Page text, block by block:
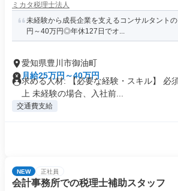
ミカタ税理士法人
未経験から成長企業を支えるコンサルタント
円～40万円◎年休127日でオ...
愛知県豊川市御油町
月給25万円～40万円
求める人材: 【必要な経験・スキル】 必
上 未経験の場合、入社前...
交通費支給
NEW 正社員
会計事務所での税理士補助スタッフ